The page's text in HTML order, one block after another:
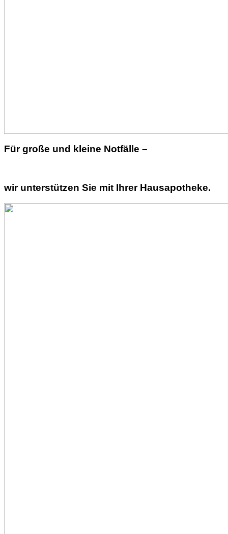
Für große und kleine Notfälle –
wir unterstützen Sie mit Ihrer Hausapotheke.